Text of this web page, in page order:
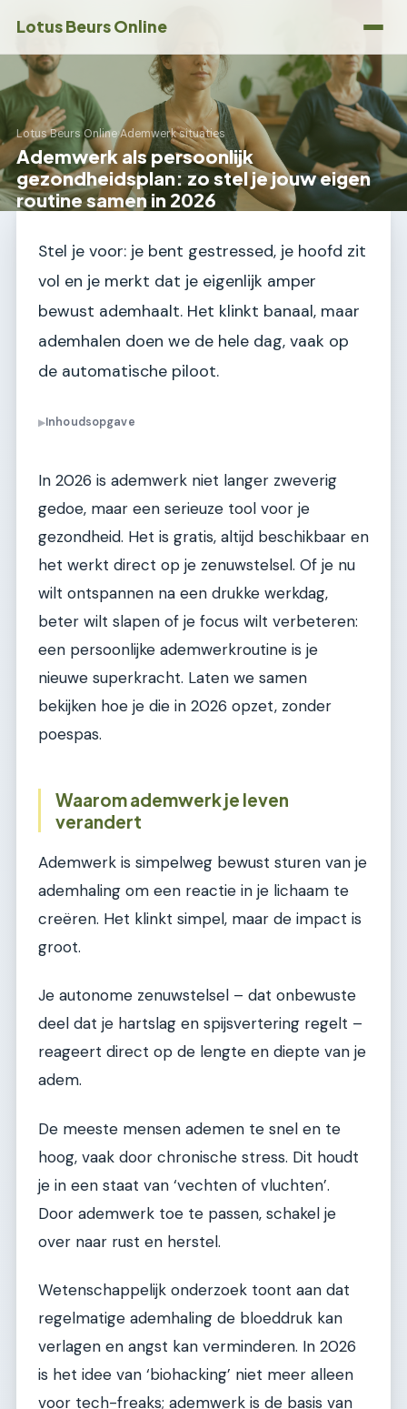
Lotus Beurs Online
Lotus Beurs Online›Ademwerk situaties
Ademwerk als persoonlijk
gezondheidsplan: zo stel je jouw eigen
routine samen in 2026
Stel je voor: je bent gestressed, je hoofd zit
vol en je merkt dat je eigenlijk amper
bewust ademhaalt. Het klinkt banaal, maar
ademhalen doen we de hele dag, vaak op
de automatische piloot.
▶Inhoudsopgave
In 2026 is ademwerk niet langer zweverig
gedoe, maar een serieuze tool voor je
gezondheid. Het is gratis, altijd beschikbaar en
het werkt direct op je zenuwstelsel. Of je nu
wilt ontspannen na een drukke werkdag,
beter wilt slapen of je focus wilt verbeteren:
een persoonlijke ademwerkroutine is je
nieuwe superkracht. Laten we samen
bekijken hoe je die in 2026 opzet, zonder
poespas.
Waarom ademwerk je leven
verandert
Ademwerk is simpelweg bewust sturen van je
ademhaling om een reactie in je lichaam te
creëren. Het klinkt simpel, maar de impact is
groot.
Je autonome zenuwstelsel – dat onbewuste
deel dat je hartslag en spijsvertering regelt –
reageert direct op de lengte en diepte van je
adem.
De meeste mensen ademen te snel en te
hoog, vaak door chronische stress. Dit houdt
je in een staat van ‘vechten of vluchten’.
Door ademwerk toe te passen, schakel je
over naar rust en herstel.
Wetenschappelijk onderzoek toont aan dat
regelmatige ademhaling de bloeddruk kan
verlagen en angst kan verminderen. In 2026
is het idee van ‘biohacking’ niet meer alleen
voor tech-freaks; ademwerk is de basis van